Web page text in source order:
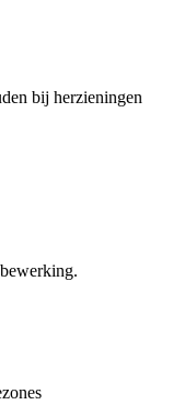
bij herzieningen